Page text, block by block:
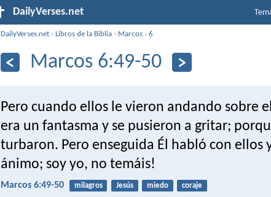
DailyVerses.net
DailyVerses.net ›Libros de la Biblia › Marcos ›6
Marcos 6:49-50
Pero cuando ellos le vieron andando sobre
era un fantasma y se pusieron a gritar;
turbaron. Pero enseguida Él habló con ellos
ánimo; soy yo, no temáis!
Marcos 6:49-50 milagros Jesús miedo coraje